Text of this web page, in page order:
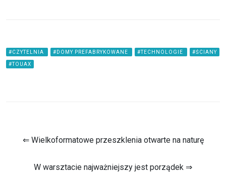
#CZYTELNIA #DOMY PREFABRYKOWANE #TECHNOLOGIE #ŚCIANY
#TOUAX
⇐ Wielkoformatowe przeszklenia otwarte na naturę
W warsztacie najważniejszy jest porządek ⇒